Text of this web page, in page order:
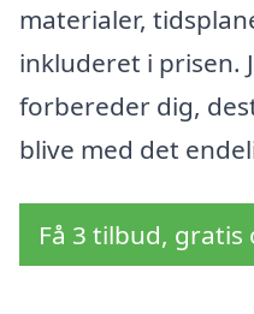
materialer,
inkluderet i prisen.
forbereder dig,
blive med det
Få 3 tilbud,